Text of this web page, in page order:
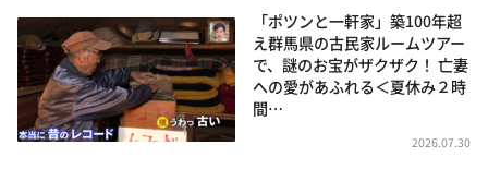
「ポツンと一軒家」築100年超
え群馬県の古民家ルームツアー
で、謎のお宝がザクザク！ 亡妻
への愛があふれる＜夏休み２時
間…
2026.07.30